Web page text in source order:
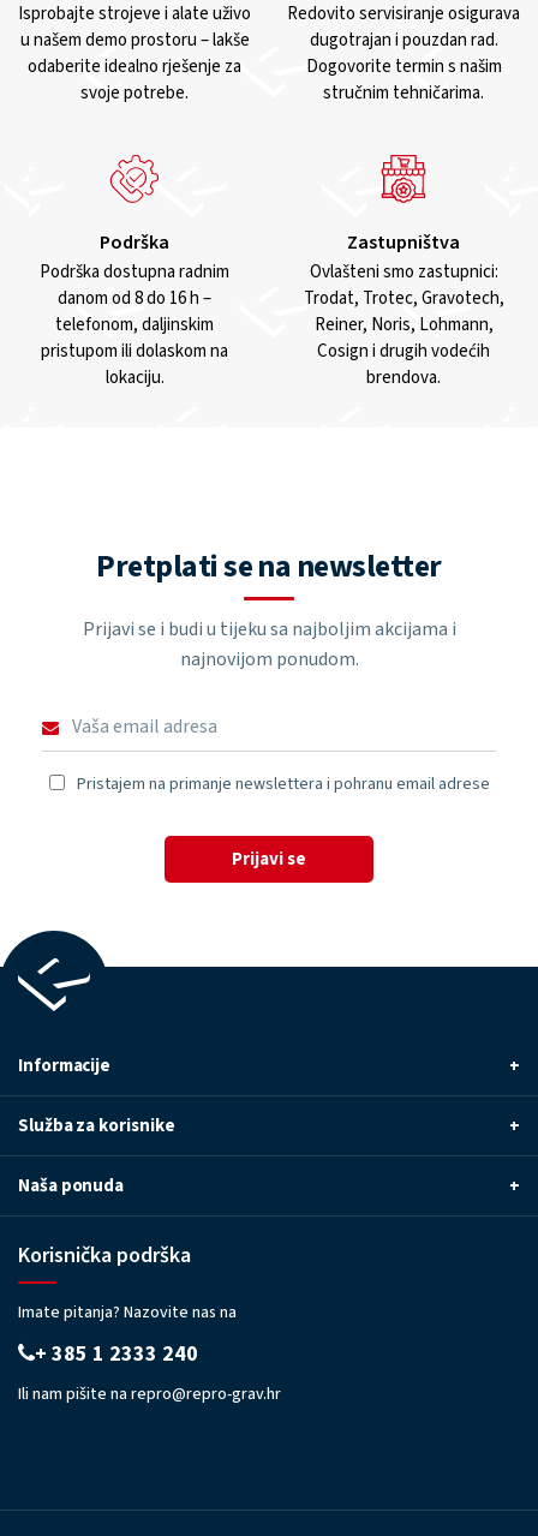
Isprobajte strojeve i alate uživo
u našem demo prostoru – lakše
odaberite idealno rješenje za
svoje potrebe.
Redovito servisiranje osigurava
dugotrajan i pouzdan rad.
Dogovorite termin s našim
stručnim tehničarima.
Podrška
Podrška dostupna radnim
danom od 8 do 16 h –
telefonom, daljinskim
pristupom ili dolaskom na
lokaciju.
Zastupništva
Ovlašteni smo zastupnici:
Trodat, Trotec, Gravotech,
Reiner, Noris, Lohmann,
Cosign i drugih vodećih
brendova.
Pretplati se na newsletter
Prijavi se i budi u tijeku sa najboljim akcijama i
najnovijom ponudom.
Pristajem na primanje newslettera i pohranu email adrese
Prijavi se
Informacije +
Služba za korisnike +
Naša ponuda +
Korisnička podrška
Imate pitanja? Nazovite nas na
+ 385 1 2333 240
Ili nam pišite na repro@repro-grav.hr